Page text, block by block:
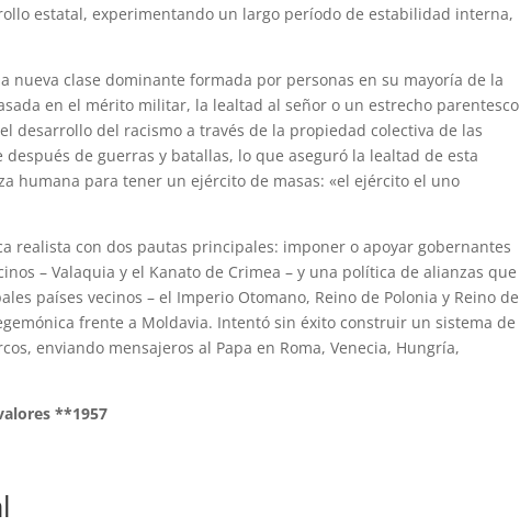
estatal, experimentando un largo período de estabilidad interna,
nueva clase dominante formada por personas en su mayoría de la
en el mérito militar, la lealtad al señor o un estrecho parentesco
desarrollo del racismo a través de la propiedad colectiva de las
de guerras y batallas, lo que aseguró la lealtad de esta
humana para tener un ejército de masas: «el ejército el uno
realista con dos pautas principales: imponer o apoyar gobernantes
– Valaquia y el Kanato de Crimea – y una política de alianzas que
países vecinos – el Imperio Otomano, Reino de Polonia y Reino de
frente a Moldavia. Intentó sin éxito construir un sistema de
enviando mensajeros al Papa en Roma, Venecia, Hungría,
**1957